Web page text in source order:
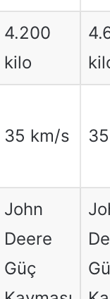
4.200
kilo
35 km/s
John
Deere
Güç